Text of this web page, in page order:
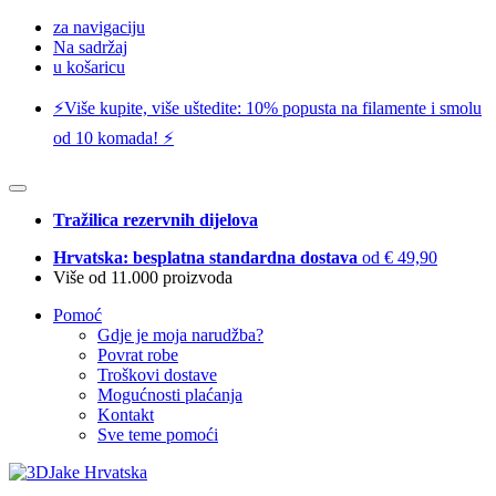
za navigaciju
Na sadržaj
u košaricu
⚡️Više kupite, više uštedite: 10% popusta na filamente i smolu
od 10 komada! ⚡️
Tražilica rezervnih dijelova
Hrvatska: besplatna standardna dostava od € 49,90
Više od 11.000 proizvoda
Pomoć
Gdje je moja narudžba?
Povrat robe
Troškovi dostave
Mogućnosti plaćanja
Kontakt
Sve teme pomoći